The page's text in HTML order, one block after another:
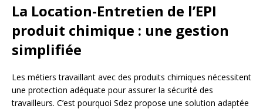
La Location-Entretien de l’EPI
produit chimique : une gestion
simplifiée
Les métiers travaillant avec des produits chimiques nécessitent
une protection adéquate pour assurer la sécurité des
travailleurs. C’est pourquoi Sdez propose une solution adaptée